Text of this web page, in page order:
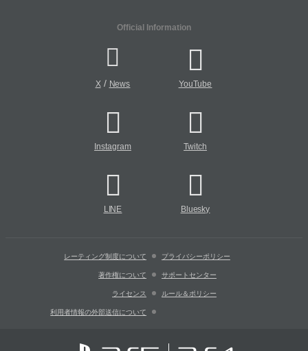
Official Information
X/ News YouTube
Instagram Twitch
LINE Bluesky
レーティング制度について プライバシーポリシー
著作権について サポートセンター
ライセンス ルール＆ポリシー
利用者情報の外部送信について